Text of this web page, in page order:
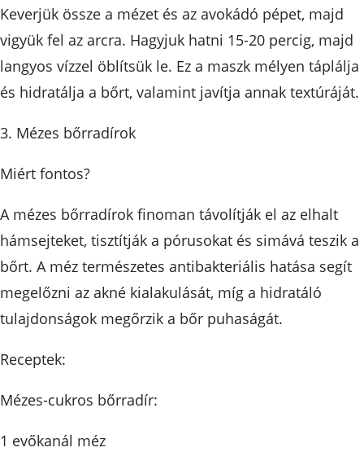
Keverjük össze a mézet és az avokádó pépet, majd
vigyük fel az arcra. Hagyjuk hatni 15-20 percig, majd
langyos vízzel öblítsük le. Ez a maszk mélyen táplálja
és hidratálja a bőrt, valamint javítja annak textúráját.
3. Mézes bőrradírok
Miért fontos?
A mézes bőrradírok finoman távolítják el az elhalt
hámsejteket, tisztítják a pórusokat és simává teszik a
bőrt. A méz természetes antibakteriális hatása segít
megelőzni az akné kialakulását, míg a hidratáló
tulajdonságok megőrzik a bőr puhaságát.
Receptek:
Mézes-cukros bőrradír:
1 evőkanál méz